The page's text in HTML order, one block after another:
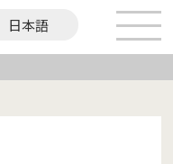
日本語
English
繁體中文